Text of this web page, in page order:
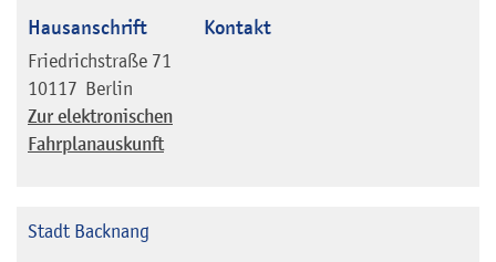
Hausanschrift
Friedrichstraße 71
10117 Berlin
Zur elektronischen
Fahrplanauskunft
Kontakt
Stadt Backnang